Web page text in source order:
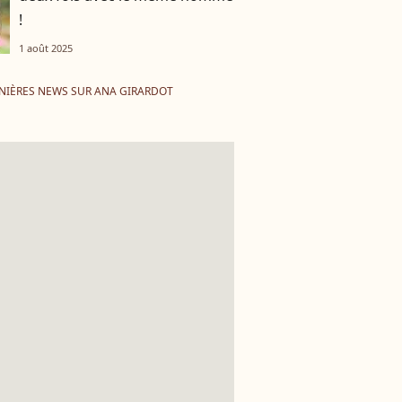
!
1 août 2025
NEWS SUR ANA GIRARDOT